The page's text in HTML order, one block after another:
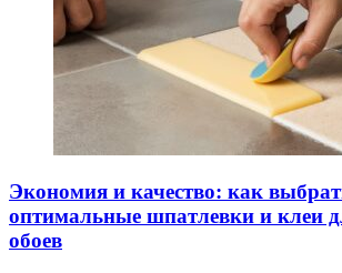
Экономия и качество: как
оптимальные шпатлевки и клеи
обоев